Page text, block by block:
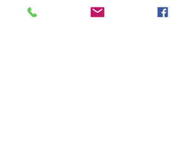
Một vài hoạt động cộng đồng